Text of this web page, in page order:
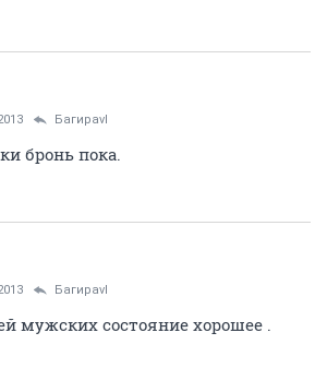
Багираvl
бронь пока.
Багираvl
мужских состояние хорошее .